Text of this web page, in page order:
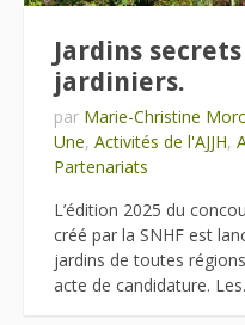
Jardins
jardiniers.
par Marie-Christine
Une, Activités de l'AJJH,
Partenariats
L’édition 2025 du
créé par la SNHF est
jardins de toutes
acte de candidature.